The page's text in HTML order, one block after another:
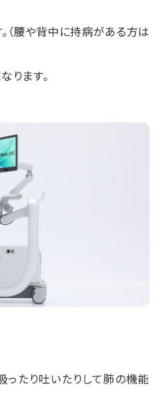
（腰や背中に持病がある⽅は
ます。
たり吐いたりして肺の機能